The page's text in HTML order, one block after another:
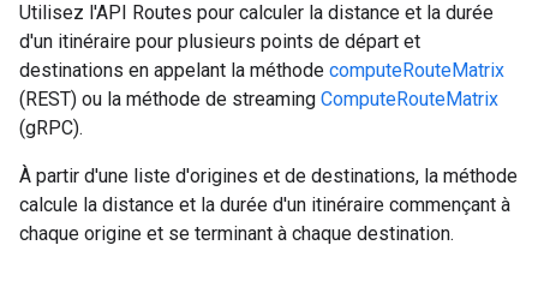
Utilisez l'API Routes pour calculer la distance et la durée
d'un itinéraire pour plusieurs points de départ et
destinations en appelant la méthode computeRouteMatrix
(REST) ou la méthode de streaming ComputeRouteMatrix
(gRPC).
À partir d'une liste d'origines et de destinations, la méthode
calcule la distance et la durée d'un itinéraire commençant à
chaque origine et se terminant à chaque destination.